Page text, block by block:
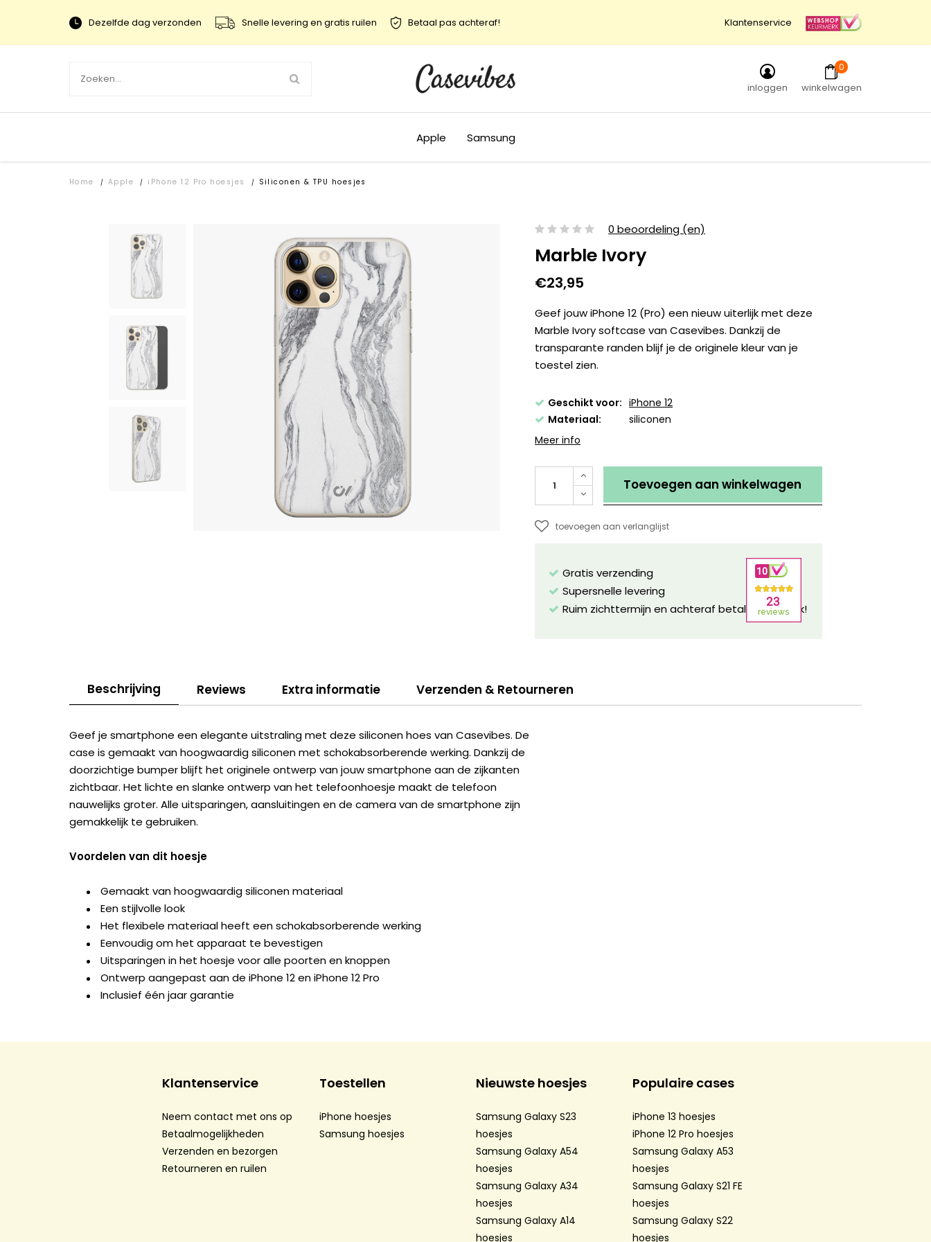
Dezelfde dag verzonden Snelle levering en gratis ruilen Betaal pas achteraf! Klantenservice
inloggen
0
winkelwagen
Apple Samsung
Home / Apple / iPhone 12 Pro hoesjes / Siliconen & TPU hoesjes
0 beoordeling (en)
Marble Ivory
€23,95
Geef jouw iPhone 12 (Pro) een nieuw uiterlijk met deze
Marble Ivory softcase van Casevibes. Dankzij de
transparante randen blijf je de originele kleur van je
toestel zien.
Geschikt voor: iPhone 12
Materiaal:
siliconen
Meer info
Toevoegen aan winkelwagen
toevoegen aan verlanglijst
Gratis verzending
Supersnelle levering
Ruim zichttermijn en achteraf betalen mogelijk!
Beschrijving Reviews Extra informatie Verzenden & Retourneren
Geef je smartphone een elegante uitstraling met deze siliconen hoes van Casevibes. De
case is gemaakt van hoogwaardig siliconen met schokabsorberende werking. Dankzij de
doorzichtige bumper blijft het originele ontwerp van jouw smartphone aan de zijkanten
zichtbaar. Het lichte en slanke ontwerp van het telefoonhoesje maakt de telefoon
nauwelijks groter. Alle uitsparingen, aansluitingen en de camera van de smartphone zijn
gemakkelijk te gebruiken.
Voordelen van dit hoesje
Gemaakt van hoogwaardig siliconen materiaal
Een stijlvolle look
Het flexibele materiaal heeft een schokabsorberende werking
Eenvoudig om het apparaat te bevestigen
Uitsparingen in het hoesje voor alle poorten en knoppen
Ontwerp aangepast aan de iPhone 12 en iPhone 12 Pro
Inclusief één jaar garantie
Klantenservice
Neem contact met ons op
Betaalmogelijkheden
Verzenden en bezorgen
Retourneren en ruilen
Toestellen
iPhone hoesjes
Samsung hoesjes
Nieuwste hoesjes
Samsung Galaxy S23
hoesjes
Samsung Galaxy A54
hoesjes
Samsung Galaxy A34
hoesjes
Samsung Galaxy A14
hoesjes
Populaire cases
iPhone 13 hoesjes
iPhone 12 Pro hoesjes
Samsung Galaxy A53
hoesjes
Samsung Galaxy S21 FE
hoesjes
Samsung Galaxy S22
hoesjes